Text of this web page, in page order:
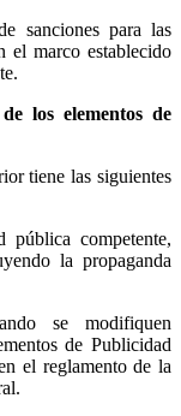
sanciones para las
el marco establecido
los elementos de
tiene las siguientes
competente,
la propaganda
se modifiquen
de Publicidad
el reglamento de la